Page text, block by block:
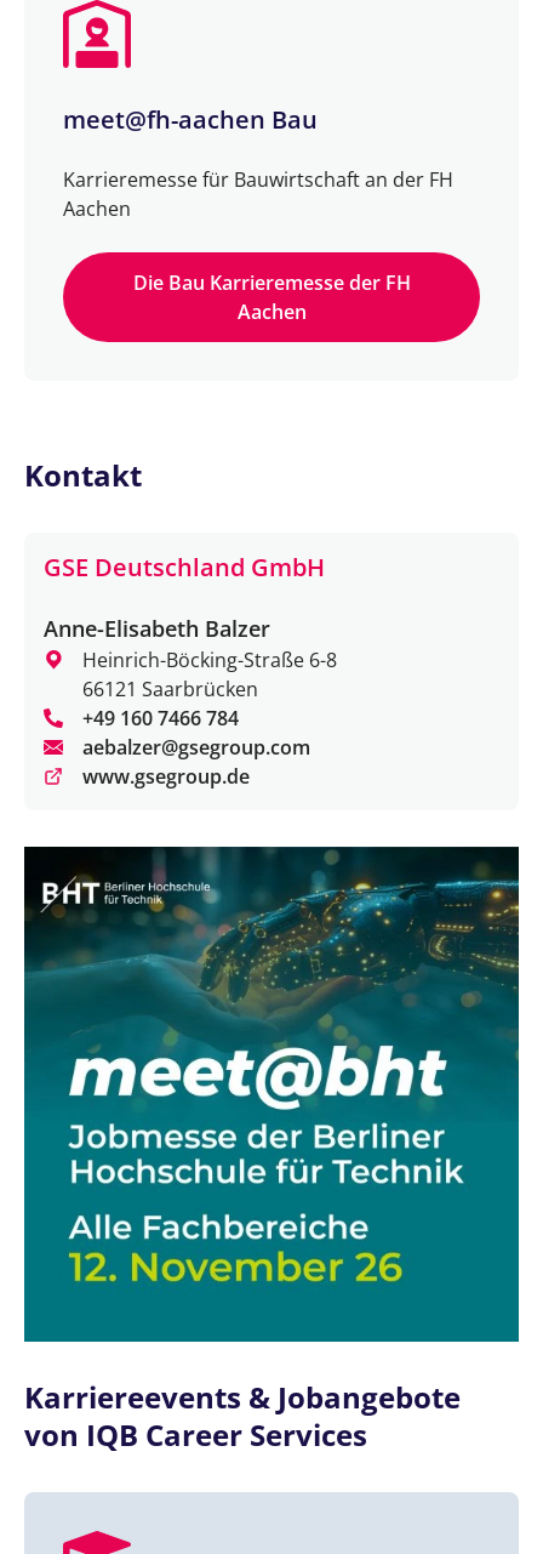
meet@fh-aachen Bau
Karrieremesse für Bauwirtschaft an der FH
Aachen
Die Bau Karrieremesse der FH
Aachen
Kontakt
GSE Deutschland GmbH
Anne-Elisabeth Balzer
Heinrich-Böcking-Straße 6-8
66121 Saarbrücken
+49 160 7466 784
aebalzer@gsegroup.com
www.gsegroup.de
Karriereevents & Jobangebote
von IQB Career Services